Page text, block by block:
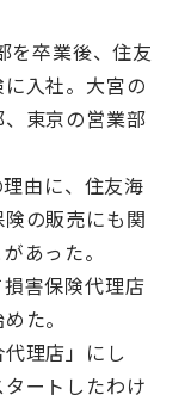
を卒業後、住友
入社。大宮の
東京の営業部
由に、住友海
の販売にも関
あった。
害保険代理店
た。
理店」にし
ートしたわけ